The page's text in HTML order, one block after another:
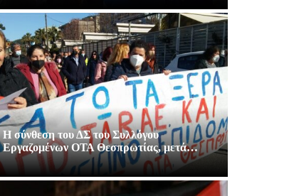
Η σύνθεση του ΔΣ του Συλλόγου
Εργαζομένων ΟΤΑ Θεσπρωτίας, μετά…